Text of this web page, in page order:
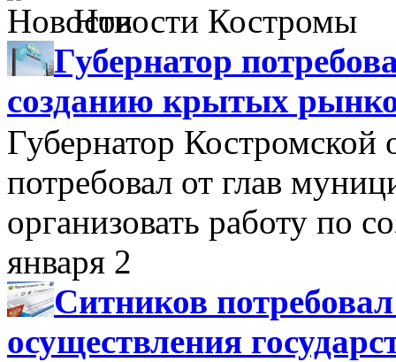
Новости Костромы
Губернатор
созданию крытых
Губернатор Костромской
потребовал от глав
организовать работу по
января 2
Ситников
осуществления